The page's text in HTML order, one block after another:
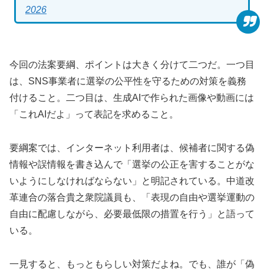
2026
今回の法案要綱、ポイントは大きく分けて二つだ。一つ目
は、SNS事業者に選挙の公平性を守るための対策を義務
付けること。二つ目は、生成AIで作られた画像や動画には
「これAIだよ」って表記を求めること。
要綱案では、インターネット利用者は、候補者に関する偽
情報や誤情報を書き込んで「選挙の公正を害することがな
いようにしなければならない」と明記されている。中道改
革連合の落合貴之衆院議員も、「表現の自由や選挙運動の
自由に配慮しながら、必要最低限の措置を行う」と語って
いる。
一見すると、もっともらしい対策だよね。でも、誰が「偽